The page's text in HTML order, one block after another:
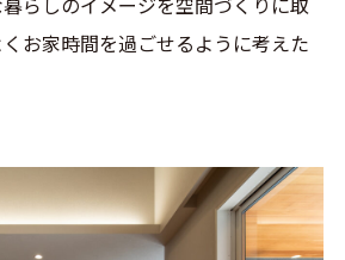
お家時間を過ごせるように考えた